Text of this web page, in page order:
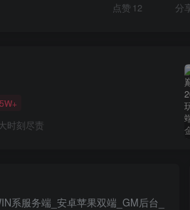
点赞 12 分
时刻尽责
系服务端_安卓苹果双端_GM后台_